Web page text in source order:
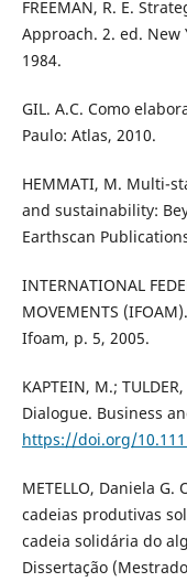
FREEMAN, R. E.
Approach. 2. ed. New
1984.
GIL. A.C. Como
Paulo: Atlas, 2010.
HEMMATI, M. Multi-
and sustainability:
Earthscan
INTERNATIONAL
MOVEMENTS
Ifoam, p. 5, 2005.
KAPTEIN, M.;
Dialogue. Business
https://doi.org/
METELLO, Daniela
cadeias produtivas
cadeia solidária do
Dissertação